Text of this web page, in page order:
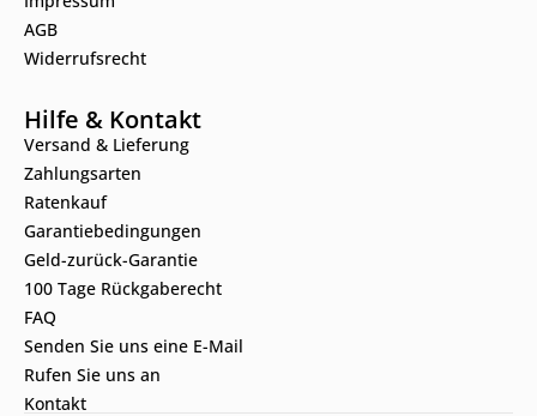
AGB
Widerrufsrecht
Hilfe & Kontakt
Versand & Lieferung
Zahlungsarten
Ratenkauf
Garantiebedingungen
Geld-zurück-Garantie
100 Tage Rückgaberecht
FAQ
Senden Sie uns eine E-Mail
Rufen Sie uns an
Kontakt